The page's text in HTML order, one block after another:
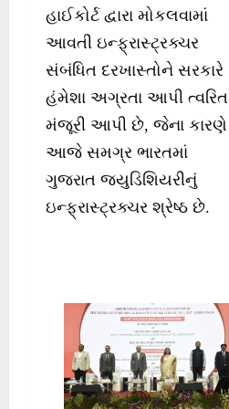
હાઈકોર્ટ દ્વારા મોકલવામાં
આવતી ઇન્ફ્રાસ્ટ્રક્ચર
સંબંધિત દરખાસ્તોને સરકારે
હંમેશા અગ્રતા આપી ત્વરિત
મંજૂરી આપી છે, જેના કારણે
આજે સમગ્ર ભારતમાં
ગુજરાત જ્યુડિશિયરીનું
ઇન્ફ્રાસ્ટ્રક્ચર શ્રેષ્ઠ છે.